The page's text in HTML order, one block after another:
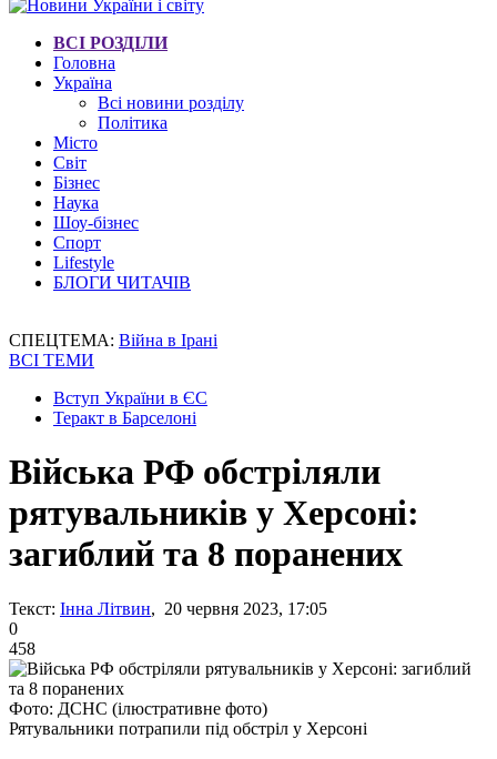
ВСІ РОЗДІЛИ
Головна
Україна
Всі новини розділу
Політика
Місто
Світ
Бізнес
Наука
Шоу-бізнес
Спорт
Lifestyle
БЛОГИ ЧИТАЧІВ
СПЕЦТЕМА: Війна в Ірані
ВСІ ТЕМИ
Вступ України в ЄС
Теракт в Барселоні
Війська РФ обстріляли
рятувальників у Херсоні:
загиблий та 8 поранених
Текст: Інна Літвин, 20 червня 2023, 17:05
0
458
Фото: ДСНС (ілюстративне фото)
Рятувальники потрапили під обстріл у Херсоні